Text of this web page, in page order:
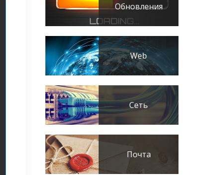
Обновления
Web
Сеть
Почта